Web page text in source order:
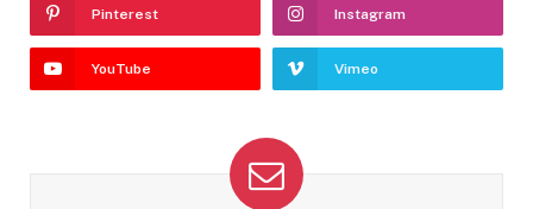
Pinterest Instagram
YouTube Vimeo